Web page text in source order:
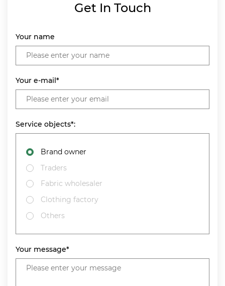
Get In Touch
Your name
Your e-mail*
Service objects*:
Brand owner
Traders
Fabric wholesaler
Clothing factory
Others
Your message*